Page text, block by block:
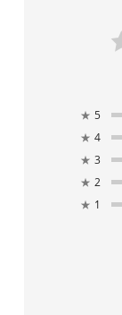
★ 5
★ 4
★ 3
★ 2
★ 1